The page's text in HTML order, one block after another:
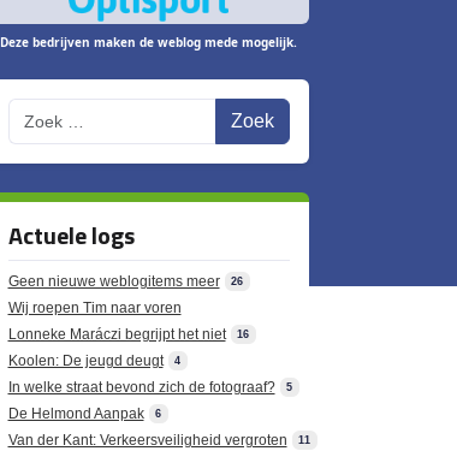
Deze bedrijven maken de weblog mede mogelijk.
Actuele logs
Geen nieuwe weblogitems meer 26
Wij roepen Tim naar voren
Lonneke Maráczi begrijpt het niet
16
Koolen: De jeugd deugt 4
In welke straat bevond zich de fotograaf? 5
De Helmond Aanpak 6
Van der Kant: Verkeersveiligheid vergroten 11